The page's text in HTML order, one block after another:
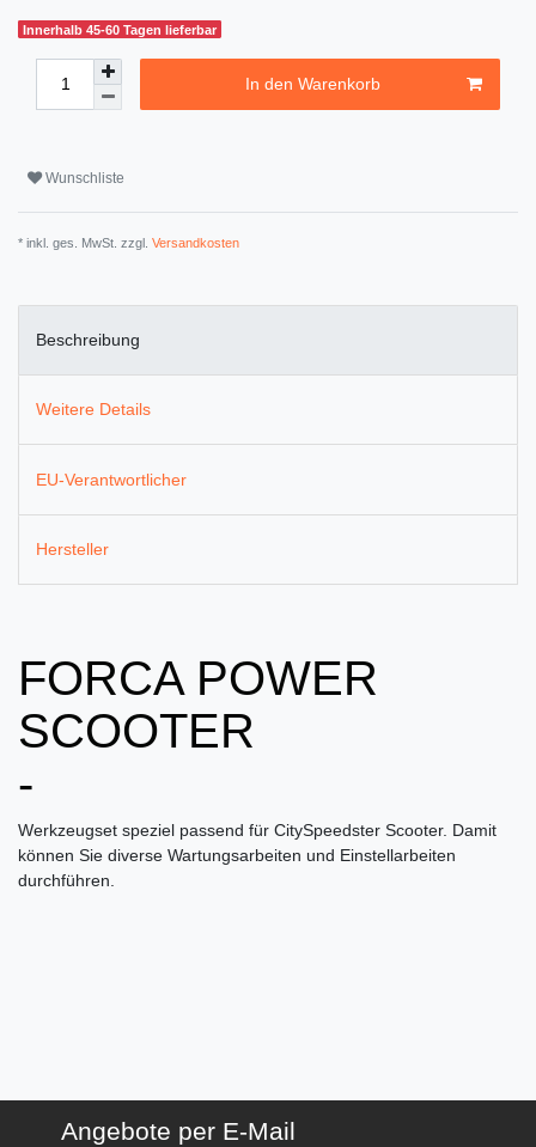
Innerhalb 45-60 Tagen lieferbar
In den Warenkorb
Wunschliste
* inkl. ges. MwSt. zzgl. Versandkosten
Beschreibung
Weitere Details
EU-Verantwortlicher
Hersteller
FORCA POWER
SCOOTER
-
Werkzeugset speziel passend für CitySpeedster Scooter. Damit
können Sie diverse Wartungsarbeiten und Einstellarbeiten
durchführen.
Angebote per E-Mail